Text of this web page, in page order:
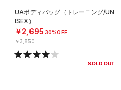
UAボディバッグ（トレーニング/UN
ISEX）
￥2,695 30%OFF
￥3,850
SOLD OUT